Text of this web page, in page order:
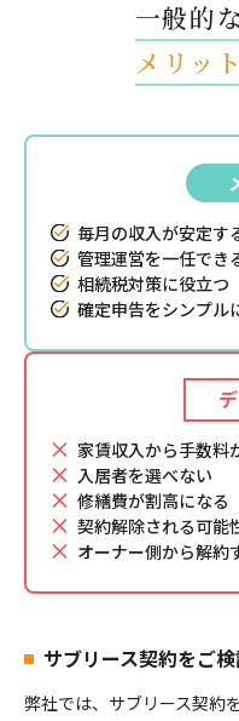
一般的
メリット
毎月の収入が安定す
管理運営を一任でき
相続税対策に役立つ
確定申告をシンプル
家賃収入から手数料
入居者を選べない
修繕費が割高になる
契約解除される可能
オーナー側から解約
サブリース契約をご
弊社では、サブリース契約